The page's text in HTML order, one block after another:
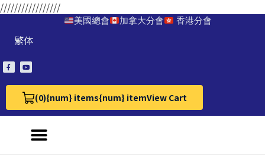
/////////////////
美國總會 加拿大分會 香港分會
繁体
(0)
View Cart 0{num} items{num} itemView Cart